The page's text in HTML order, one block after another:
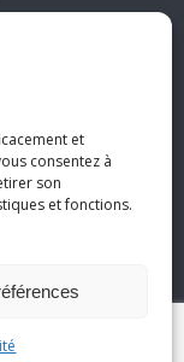
et
consentez à
son
et fonctions.